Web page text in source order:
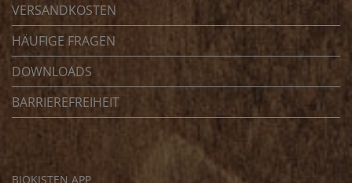
VERSANDKOSTEN
HÄUFIGE FRAGEN
DOWNLOADS
BARRIEREFREIHEIT
BIOKISTEN APP